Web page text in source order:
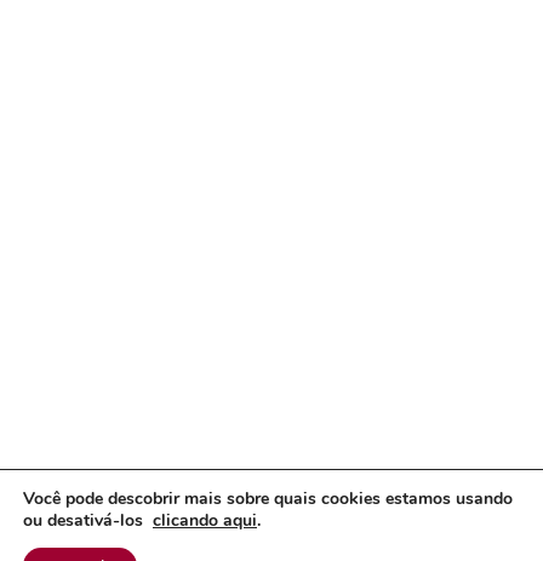
Você pode descobrir mais sobre quais cookies estamos usando
ou desativá-los clicando aqui.